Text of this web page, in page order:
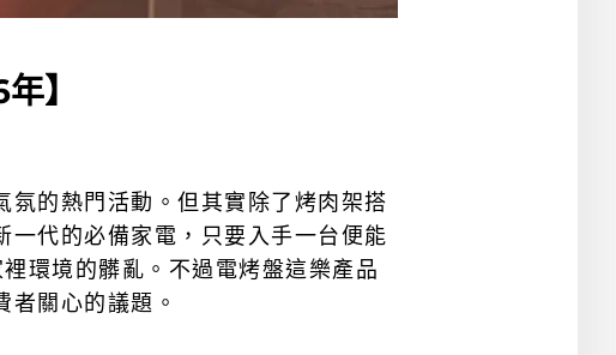
】
氛的熱門活動。但其實除了烤肉架搭
一代的必備家電，只要入手一台便能
環境的髒亂。不過電烤盤這樂產品
關心的議題。